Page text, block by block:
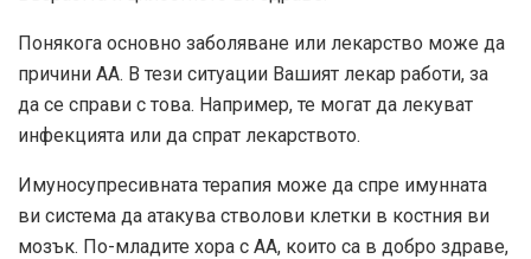
Понякога основно заболяване или лекарство може да
причини АА. В тези ситуации Вашият лекар работи, за
да се справи с това. Например, те могат да лекуват
инфекцията или да спрат лекарството.
Имуносупресивната терапия може да спре имунната
ви система да атакува стволови клетки в костния ви
мозък. По-младите хора с АА, които са в добро здраве,